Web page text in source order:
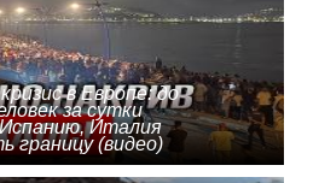
в Европе: до
за сутки
Испанию, Италия
границу (видео)